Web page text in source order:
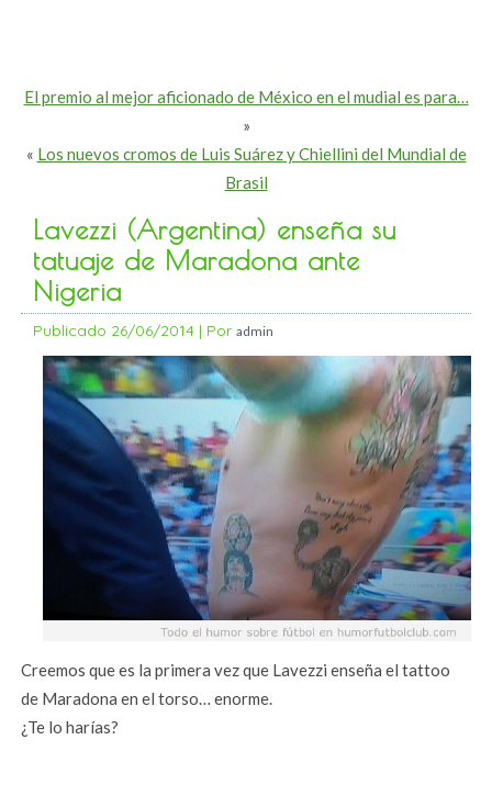
El premio al mejor aficionado de México en el mudial es para…
»
« Los nuevos cromos de Luis Suárez y Chiellini del Mundial de
Brasil
Lavezzi (Argentina) enseña su
tatuaje de Maradona ante
Nigeria
Publicado 26/06/2014 | Por admin
Creemos que es la primera vez que Lavezzi enseña el tattoo
de Maradona en el torso… enorme.
¿Te lo harías?